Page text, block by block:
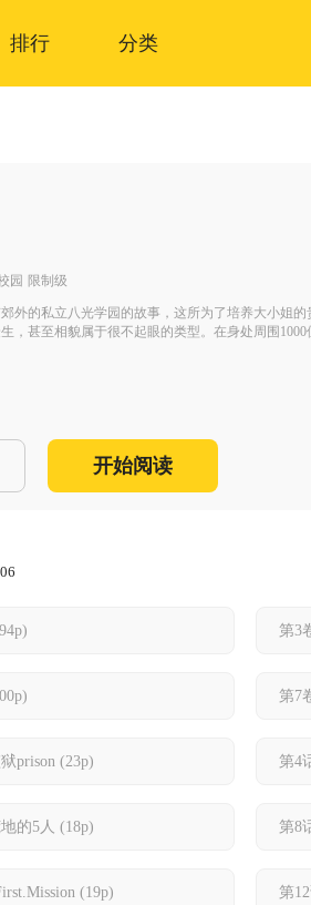
排行 分类
园 限制级
郊外的私立八光学园的故事，这所为了培养大小姐
，甚至相貌属于很不起眼的类型。在身处周围
开始阅读
第3
第7
prison (23p) 第4
的5人 (18p) 第8
(19p) 第